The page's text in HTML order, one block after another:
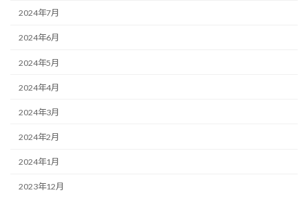
2024年7月
2024年6月
2024年5月
2024年4月
2024年3月
2024年2月
2024年1月
2023年12月